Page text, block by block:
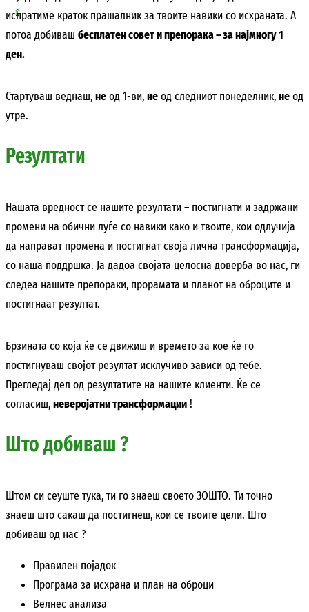
0
испратиме краток прашалник за твоите навики со исхраната. А
потоа добиваш бесплатен совет и препорака – за најмногу 1
ден.
Стартуваш веднаш,неод 1-ви,неод следниот понеделник,неод
утре.
Резултати
Нашата вредност се нашите резултати – постигнати и задржани
промени на обични луѓе со навики како и твоите, кои одлучија
да направат промена и постигнат своја лична трансформација,
со наша поддршка. Ја дадоа својата целосна доверба во нас, ги
следеа нашите препораки, прорамата и планот на оброците и
постигнаат резултат.
Брзината со која ќе се движиш и времето за кое ќе го
постигнуваш својот резултат исклучиво зависи од тебе.
Прегледај дел од резултатите на нашите клиенти. Ќе се
согласиш,неверојатни трансформации!
Што добиваш ?
Штом си сеуште тука, ти го знаеш своето ЗОШТО. Ти точно
знаеш што сакаш да постигнеш, кои се твоите цели. Што
добиваш од нас ?
Правилен појадок
Програма за исхрана и план на оброци
Велнес анализа